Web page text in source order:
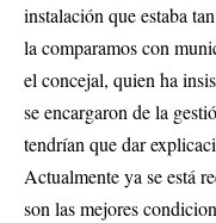
instalación que estaba
la comparamos con
el concejal, quien ha
se encargaron de la
tendrían que dar
Actualmente ya se está
son las mejores